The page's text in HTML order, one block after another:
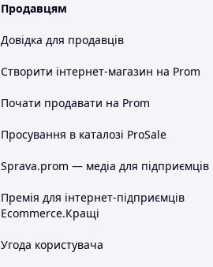
Продавцям
Довідка для продавців
Створити інтернет-магазин на Prom
Почати продавати на Prom
Просування в каталозі ProSale
Sprava.prom — медіа для підприємців
Премія для інтернет-підприємців
Ecommerce.Кращі
Угода користувача